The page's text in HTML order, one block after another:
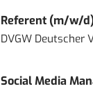
Referent (m/w/
DVGW Deutscher
Social Media